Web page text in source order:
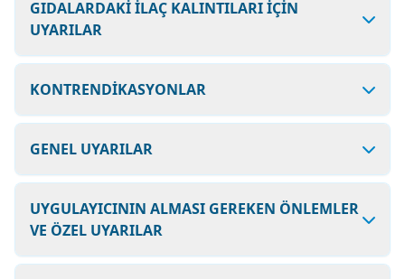
GIDALARDAKİ İLAÇ KALINTILARI İÇİN
UYARILAR
KONTRENDİKASYONLAR
GENEL UYARILAR
UYGULAYICININ ALMASI GEREKEN ÖNLEMLER
VE ÖZEL UYARILAR